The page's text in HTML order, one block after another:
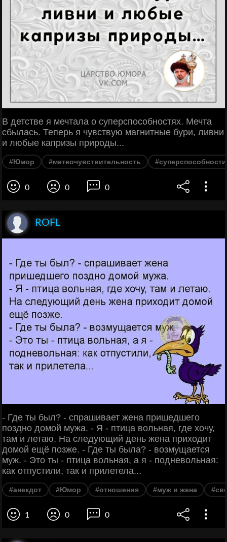
В детстве я мечтала о суперспособностях. Мечта
сбылась. Теперь я чувствую магнитные бури, ливни
и любые капризы природы...
#Юмор #метеочувствительность #суперспособности
0 0 0
ROFL
- Где ты был? - спрашивает жена пришедшего
поздно домой мужа. - Я - птица вольная, где хочу,
там и летаю. На следующий день жена приходит
домой ещё позже. - Где ты была? - возмущается
муж. - Это ты - птица вольная, а я - подневольная:
как отпустили, так и прилетела...
#анекдот #Юмор #отношения #муж и жена
1 0 0